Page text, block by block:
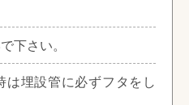
下さい。
埋設管に必ずフタをし